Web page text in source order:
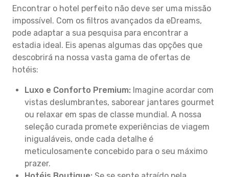
Encontrar o hotel perfeito não deve ser uma missão
impossível. Com os filtros avançados da eDreams,
pode adaptar a sua pesquisa para encontrar a
estadia ideal. Eis apenas algumas das opções que
descobrirá na nossa vasta gama de ofertas de
hotéis:
Luxo e Conforto Premium: Imagine acordar com
vistas deslumbrantes, saborear jantares gourmet
ou relaxar em spas de classe mundial. A nossa
seleção curada promete experiências de viagem
inigualáveis, onde cada detalhe é
meticulosamente concebido para o seu máximo
prazer.